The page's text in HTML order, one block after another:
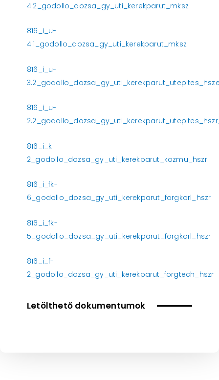
4.2_godollo_dozsa_gy_uti_kerekparut_mksz
816_i_u-
4.1_godollo_dozsa_gy_uti_kerekparut_mksz
816_i_u-
816_i_u-
816_i_k-
2_godollo_dozsa_gy_uti_kerekparut_kozmu_hszr
816_i_fk-
6_godollo_dozsa_gy_uti_kerekparut_forgkorl_hszr
816_i_fk-
5_godollo_dozsa_gy_uti_kerekparut_forgkorl_hszr
816_i_f-
2_godollo_dozsa_gy_uti_kerekparut_forgtech_hszr
Letölthető dokumentumok